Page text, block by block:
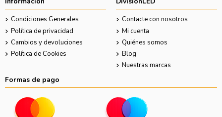
Condiciones Generales
Política de privacidad
Cambios y devoluciones
Política de Cookies
Contacte con nosotros
Mi cuenta
Quiénes somos
Blog
Nuestras marcas
Formas de pago